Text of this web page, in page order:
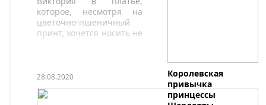
которое, несмотря на
цветочно-пшеничный
принт, хочется носить не
Королевская
привычка
принцессы
28.08.2020